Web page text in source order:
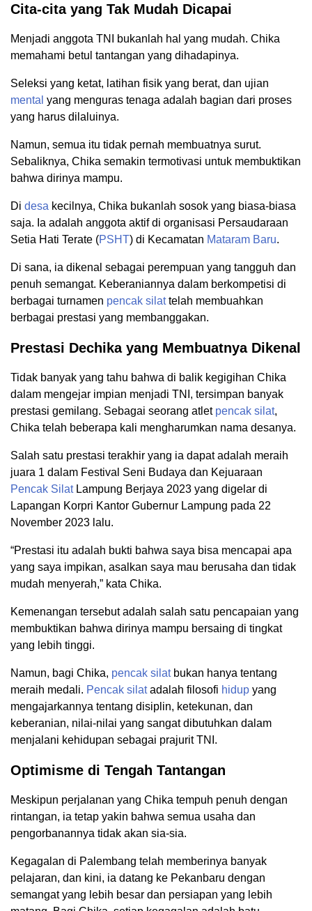
Cita-cita yang Tak Mudah Dicapai
Menjadi anggota TNI bukanlah hal yang mudah. Chika
memahami betul tantangan yang dihadapinya.
Seleksi yang ketat, latihan fisik yang berat, dan ujian
mental yang menguras tenaga adalah bagian dari proses
yang harus dilaluinya.
Namun, semua itu tidak pernah membuatnya surut.
Sebaliknya, Chika semakin termotivasi untuk membuktikan
bahwa dirinya mampu.
Di desa kecilnya, Chika bukanlah sosok yang biasa-biasa
saja. Ia adalah anggota aktif di organisasi Persaudaraan
Setia Hati Terate (PSHT) di Kecamatan Mataram Baru.
Di sana, ia dikenal sebagai perempuan yang tangguh dan
penuh semangat. Keberaniannya dalam berkompetisi di
berbagai turnamen pencak silattelah membuahkan
berbagai prestasi yang membanggakan.
Prestasi Dechika yang Membuatnya Dikenal
Tidak banyak yang tahu bahwa di balik kegigihan Chika
dalam mengejar impian menjadi TNI, tersimpan banyak
prestasi gemilang. Sebagai seorang atlet pencak silat,
Chika telah beberapa kali mengharumkan nama desanya.
Salah satu prestasi terakhir yang ia dapat adalah meraih
juara 1 dalam Festival Seni Budaya dan Kejuaraan
Pencak SilatLampung Berjaya 2023 yang digelar di
Lapangan Korpri Kantor Gubernur Lampung pada 22
November 2023 lalu.
“Prestasi itu adalah bukti bahwa saya bisa mencapai apa
yang saya impikan, asalkan saya mau berusaha dan tidak
mudah menyerah,” kata Chika.
Kemenangan tersebut adalah salah satu pencapaian yang
membuktikan bahwa dirinya mampu bersaing di tingkat
yang lebih tinggi.
Namun, bagi Chika, pencak silatbukan hanya tentang
meraih medali. Pencak silatadalah filosofi hidup yang
mengajarkannya tentang disiplin, ketekunan, dan
keberanian, nilai-nilai yang sangat dibutuhkan dalam
menjalani kehidupan sebagai prajurit TNI.
Optimisme di Tengah Tantangan
Meskipun perjalanan yang Chika tempuh penuh dengan
rintangan, ia tetap yakin bahwa semua usaha dan
pengorbanannya tidak akan sia-sia.
Kegagalan di Palembang telah memberinya banyak
pelajaran, dan kini, ia datang ke Pekanbaru dengan
semangat yang lebih besar dan persiapan yang lebih